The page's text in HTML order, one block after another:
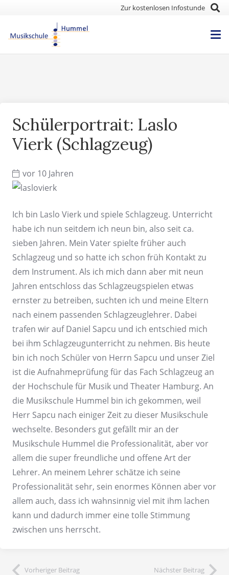
Zur kostenlosen Infostunde
Schülerportrait: Laslo
Vierk (Schlagzeug)
vor 10 Jahren
Ich bin Laslo Vierk und spiele Schlagzeug. Unterricht
habe ich nun seitdem ich neun bin, also seit ca.
sieben Jahren. Mein Vater spielte früher auch
Schlagzeug und so hatte ich schon früh Kontakt zu
dem Instrument. Als ich mich dann aber mit neun
Jahren entschloss das Schlagzeugspielen etwas
ernster zu betreiben, suchten ich und meine Eltern
nach einem passenden Schlagzeuglehrer. Dabei
trafen wir auf Daniel Sapcu und ich entschied mich
bei ihm Schlagzeugunterricht zu nehmen. Bis heute
bin ich noch Schüler von Herrn Sapcu und unser Ziel
ist die Aufnahmeprüfung für das Fach Schlagzeug an
der Hochschule für Musik und Theater Hamburg. An
die Musikschule Hummel bin ich gekommen, weil
Herr Sapcu nach einiger Zeit zu dieser Musikschule
wechselte. Besonders gut gefällt mir an der
Musikschule Hummel die Professionalität, aber vor
allem die super freundliche und offene Art der
Lehrer. An meinem Lehrer schätze ich seine
Professionalität sehr, sein enormes Können aber vor
allem auch, dass ich wahnsinnig viel mit ihm lachen
kann und dadurch immer eine tolle Stimmung
zwischen uns herrscht.
Vorheriger Beitrag Nächster Beitrag